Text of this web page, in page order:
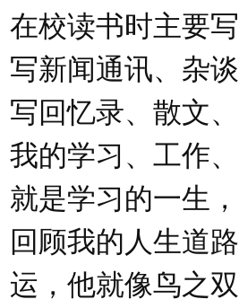
在校读书时主要
写新闻通讯、杂
写回忆录、散文
我的学习、工作
就是学习的一生
回顾我的人生道
运，他就像鸟之